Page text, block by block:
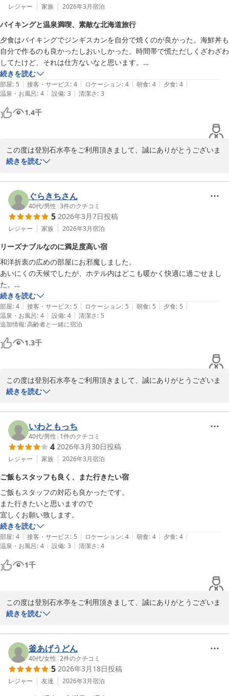
お客様のまたのお越しを従業員一同、心よりお待ちしております。
2026-05-17
レジャー 家族 2026年3月宿泊
バイキングと温泉満喫、素敵な北海道旅行
夕食はバイキングでジンギスカンを自分で焼くのが良かった。海鮮丼も
自分で作るのも良かったしおいしかった。時間帯で慌ただしくざわざわ
してたけど、それは仕方ないなと思います。
外国のスタッフもたくさん働かれて居ましたが、とても丁寧にしていた
だきました。
温泉も広々満喫しました。結婚30年で初めての登別旅行プレゼントを
頂き嬉しかったです。
マッサージチェア付きのお部屋とても良かったし、疲れが取れました。
禁煙部屋でしたが、トイレの所からタバコの匂いがして残念だった。
山だから仕方ないと思うがてんとう虫が4匹もいたのはビックリした。
でも北海道旅行満喫できていい思い出ができました。
続きを読む
部屋: 5 | 接客・サービス: 4 | ロケーション: 4 | 朝食: 4 | 夕食: 4 |
温泉・お風呂: 4 | 設備: 3 | 清潔さ: 3
1.4千
この度は登別石水亭をご利用頂きまして、誠にありがとうございま
す。
嬉しく思います。ジンギスカンや海鮮丼もご満足頂けたようで、調
理スタッフの励みになります。
今後もお客様から頂くご意見を参考にしながら、従業員一同、一層
サービス向上に努めて参ります。
貴重なご意見ありがとうございます。
登別 石水亭
続きを読む
ぐらきちさん
40代/男性 |3件のクチコミ
5 2026年3月7日投稿
レジャー 家族 2026年3月宿泊
リーズナブルなのに満足度高い宿
和洋折衷の広めの部屋にお邪魔しました。
あいにくの天候でしたが、ホテル内はどこも暖かく快適に過ごせまし
た。
比較的リーズナブルな宿の認識ですが、スタッフの方の対応は丁寧で、
ビュッフェ形式の食事は夕食、朝食ともに美味しく、非常に満足でし
た。
海鮮系のほか、野菜ジュースとデザート系が特においしかったですね。
気になったところとしては、ちょっと壁が薄く防音性はそこまでなの
と、ハンドタオルはもう一枚欲しいなと感じたところでしょうか。
とはいえ総じて値段よりはるかに高い満足感を得られたおやどでした。
お世話になりました。
続きを読む
部屋: 4 | 接客・サービス: 5 | ロケーション: 5 | 朝食: 5 | 夕食: 5 |
温泉・お風呂: 4 | 設備: 4 | 清潔さ: 5
追加情報:高齢者と一緒に宿泊
1.3千
この度は登別石水亭をご利用頂きまして、誠にありがとうございま
す。
変嬉しく思います。
今後もお客様から頂くご意見を参考にしながら、従業員一同、一層
サービス向上に努めて参ります。
貴重なご意見ありがとうございます。
お客様のまたのお越しを従業員一同、心よりお待ちしております。
登別 石水亭
2026-03-08
続きを読む
いわともっち
40代/男性 | 1件のクチコミ
4 2026年3月30日投稿
レジャー 家族 2026年3月宿泊
ご飯もスタッフも良く、また行きたい宿
ご飯もスタッフの対応も良かったです。
また行きたいと思いますので
宜しくお願い致します。
続きを読む
部屋: 4 | 接客・サービス: 5 | ロケーション: 4 | 朝食: 4 | 夕食: 4 |
温泉・お風呂: 4 | 設備: 3 | 清潔さ: 4
1千
この度は登別石水亭をご利用頂きまして、誠にありがとうございま
す。
で、大変嬉しく思います。
今後もお客様から頂くご意見を参考にしながら、従業員一同、一層
サービス向上に努めて参ります。
貴重なご意見ありがとうございます。
お客様のまたのお越しを従業員一同、心よりお待ちしております。
続きを読む
釜あげうどん
40代/女性 |2件のクチコミ
5 2026年3月18日投稿
レジャー 友達 2026年3月宿泊